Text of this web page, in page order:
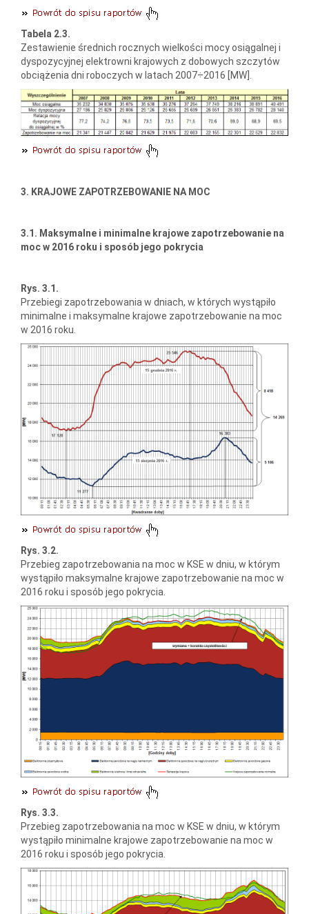
Tabela 2.3.
Zestawienie średnich rocznych wielkości mocy osiągalnej i
dyspozycyjnej elektrowni krajowych z dobowych szczytów
obciążenia dni roboczych w latach 2007÷2016 [MW].
3. KRAJOWE ZAPOTRZEBOWANIE NA MOC
3.1. Maksymalne i minimalne krajowe zapotrzebowanie na
moc w 2016 roku i sposób jego pokrycia
Rys. 3.1.
Przebiegi zapotrzebowania w dniach, w których wystąpiło
minimalne i maksymalne krajowe zapotrzebowanie na moc
w 2016 roku.
Rys. 3.2.
Przebieg zapotrzebowania na moc w KSE w dniu, w którym
wystąpiło maksymalne krajowe zapotrzebowanie na moc w
2016 roku i sposób jego pokrycia.
Rys. 3.3.
Przebieg zapotrzebowania na moc w KSE w dniu, w którym
wystąpiło minimalne krajowe zapotrzebowanie na moc w
2016 roku i sposób jego pokrycia.